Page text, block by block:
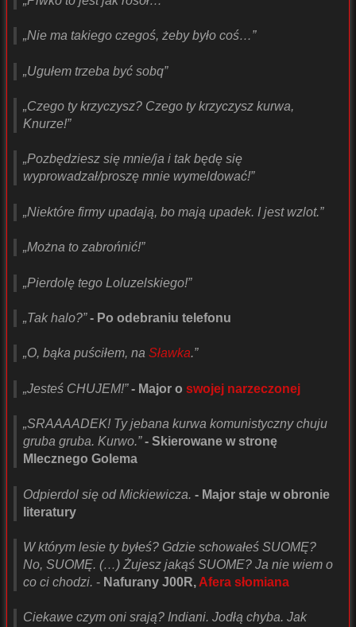
„Nie ma takiego czegoś, żeby było coś…”
„Ugułem trzeba być sobq”
„Czego ty krzyczysz? Czego ty krzyczysz kurwa,
Knurze!”
„Pozbędziesz się mnie/ja i tak będę się
wyprowadzał/proszę mnie wymeldować!”
„Niektóre firmy upadają, bo mają upadek. I jest wzlot.”
„Można to zabrońnić!”
„Pierdolę tego Loluzelskiego!”
„Tak halo?” - Po odebraniu telefonu
„O, bąka puściłem, na Sławka.”
„Jesteś CHUJEM!” - Major o swojej narzeczonej
„SRAAAADEK! Ty jebana kurwa komunistyczny chuju
gruba gruba. Kurwo.” - Skierowane w stronę
Mlecznego Golema
Odpierdol się od Mickiewicza. - Major staje w obronie
literatury
W którym lesie ty byłeś? Gdzie schowałeś SUOMĘ?
No, SUOMĘ. (…) Żujesz jakąś SUOME? Ja nie wiem o
co ci chodzi. - Nafurany J00R, Afera słomiana
Ciekawe czym oni srają? Indiani. Jodłą chyba. Jak